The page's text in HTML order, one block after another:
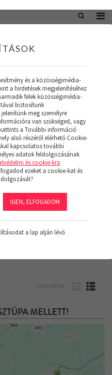
20 402 5098
Lista nézet:
MELLETT!
és a közösségimédia-
a hirdetések megjelenítéséhez
felek közösségimédia-
biztosítunk
meg személyre
van szükséged, vagy
a További információ
alsó részéről elérhető Cookie-
kapcsolatos további
adatok feldolgozásának
és cookie-kra
ezeket a cookie-kat és
IGEN, ELFOGADOM
a lap alján lévő